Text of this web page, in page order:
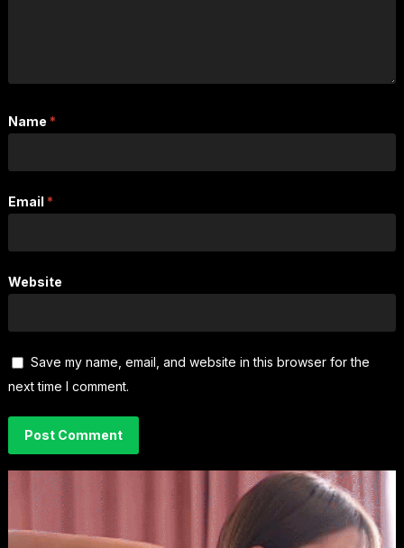
Name *
Email *
Website
Save my name, email, and website in this browser for the
next time I comment.